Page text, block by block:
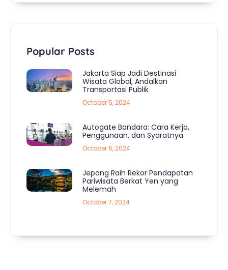
Popular Posts
Jakarta Siap Jadi Destinasi
Wisata Global, Andalkan
Transportasi Publik
October 5, 2024
Autogate Bandara: Cara Kerja,
Penggunaan, dan Syaratnya
October 6, 2024
Jepang Raih Rekor Pendapatan
Pariwisata Berkat Yen yang
Melemah
October 7, 2024